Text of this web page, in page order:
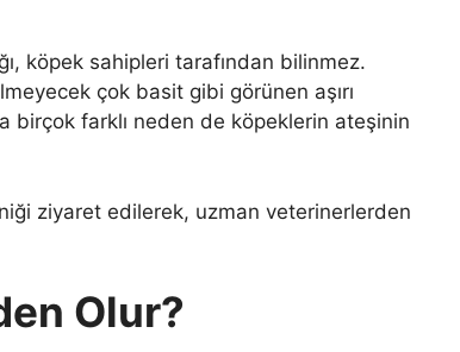
köpek sahipleri tarafından bilinmez.
çok basit gibi görünen aşırı
birçok farklı neden de köpeklerin ateşinin
ziyaret edilerek, uzman veterinerlerden
Olur?